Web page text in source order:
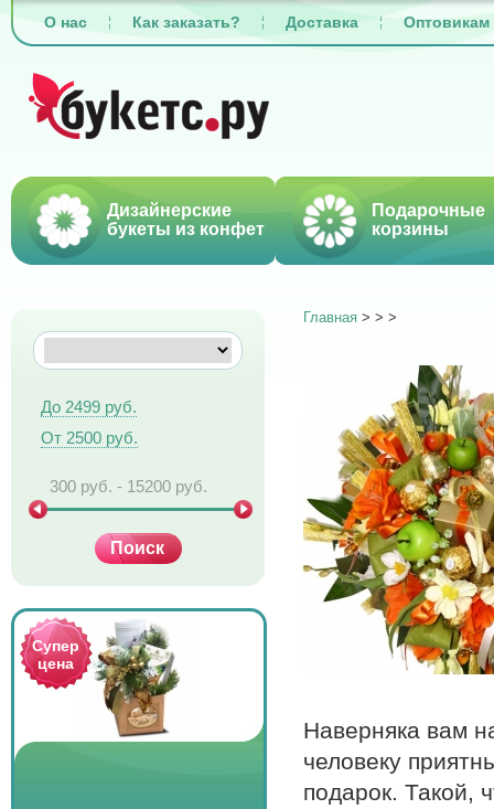
О нас Как заказать? Доставка Оптовикам
Дизайнерские
букеты из конфет
Подарочные
корзины
До 2499 руб.
От 2500 руб.
Супер
цена
Главная > > >
Наверняка вам
человеку
подарок. Такой,